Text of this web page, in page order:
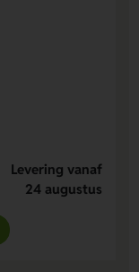
Levering vanaf
24 augustus